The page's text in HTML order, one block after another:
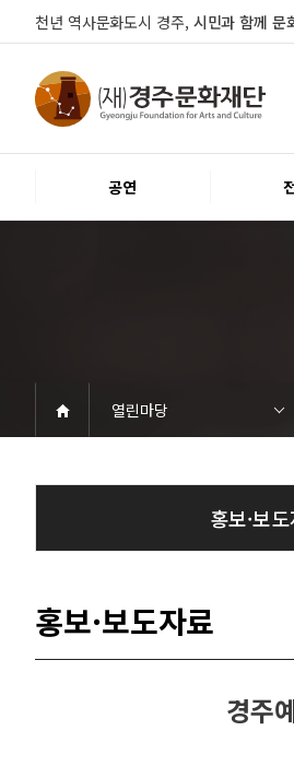
천년 역사문화도시 경주, 시민과 함께 문
공연
열린마당
공연
전시
아카데미
문화행사
대관
시설소개
열린마당
경주문화재단
홍보·보
홍보·보도자료
경주